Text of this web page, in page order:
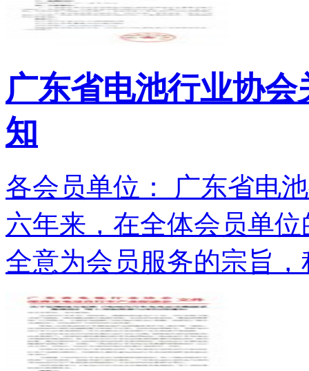
广东省电池行业协
知
各会员单位： 广东省电
六年来，在全体会员单
全意为会员服务的宗旨，